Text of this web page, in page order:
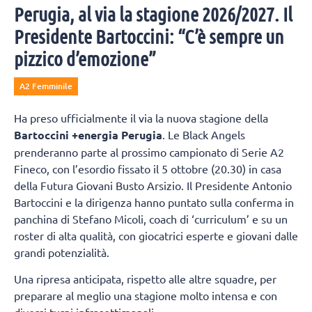
Perugia, al via la stagione 2026/2027. Il
Presidente Bartoccini: “C’è sempre un
pizzico d’emozione”
A2 Femminile
Ha preso ufficialmente il via la nuova stagione della
Bartoccini +energia Perugia . Le Black Angels
prenderanno parte al prossimo campionato di Serie A2
Fineco, con l’esordio fissato il 5 ottobre (20.30) in casa
della Futura Giovani Busto Arsizio. Il Presidente Antonio
Bartoccini e la dirigenza hanno puntato sulla conferma in
panchina di Stefano Micoli, coach di ‘curriculum’ e su un
roster di alta qualità, con giocatrici esperte e giovani dalle
grandi potenzialità.
Una ripresa anticipata, rispetto alle altre squadre, per
preparare al meglio una stagione molto intensa e con